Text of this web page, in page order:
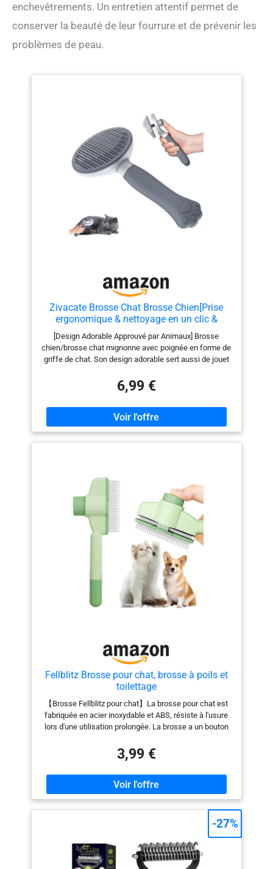
enchevêtrements. Un entretien attentif permet de
conserver la beauté de leur fourrure et de prévenir les
problèmes de peau.
Zivacate Brosse Chat Brosse Chien[Prise
ergonomique & nettoyage en un clic &
Patented Design] Outil pour
chiens/chats/lapins à poil court et long,
Chien Accessoires(gris)
[Design Adorable Approuvé par Animaux] Brosse
chien/brosse chat mignonne avec poignée en forme de
griffe de chat. Son design adorable sert aussi de jouet
notre brosse 2-en-1 et jouet. [Prise en Main
Ergonomique] Conçue pour votre confort, notre brosse
anti poils animaux a une prise ergonomique conviviale
qui la rend facile à tenir et antidérapante. Les séances
de toilettage deviennent une partie de plaisir [Tête de
Brosse Rond Revêtue de Résine] Cette brosse poils
[Nettoyage en Un Clic] Gagnez du temps et des efforts
grâce à notre fonction de nettoyage en un clic. Design
innovant rendant ce peigne chat facile à nettoyer. [Tous
Types de Poils] Que vous ayez un chat à poils longs ou
un chien à poils courts, ce brush chien fait des
merveilles. C'est une brosse de toilettage polyvalente
pour chat qui convient parfaitement à différents types
de poil, rehaussant l'éclat naturel de votre animal de
compagnie.
6,99 €
Fellblitz Brosse pour chat, brosse à poils et
toilettage
【Brosse Fellblitz pour chat】La brosse pour chat est
fabriquée en acier inoxydable et ABS, résiste à l'usure
lors d'une utilisation prolongée. La brosse a un bouton
brosse de toilettage, afin de faciliter le nettoyage
【Poignée ergonomique】La brosse à poils pour chats
avec poignée ergonomique assure une prise en main
confortable lors du soin du pelage de votre animal de
compagnie et facilite l’utilisation sur une période plus
longue 【Soin détaillé du pelage】Ce peigne pour chat
peut éliminer les emmêlements et les poils morts. Il est
la peau. Le peigne avec dents en acier denses vous
aide à enlever facilement les cheveux flottants et à
prévenir les taches de larme Confortable et sûr : les
3,99 €
-27%